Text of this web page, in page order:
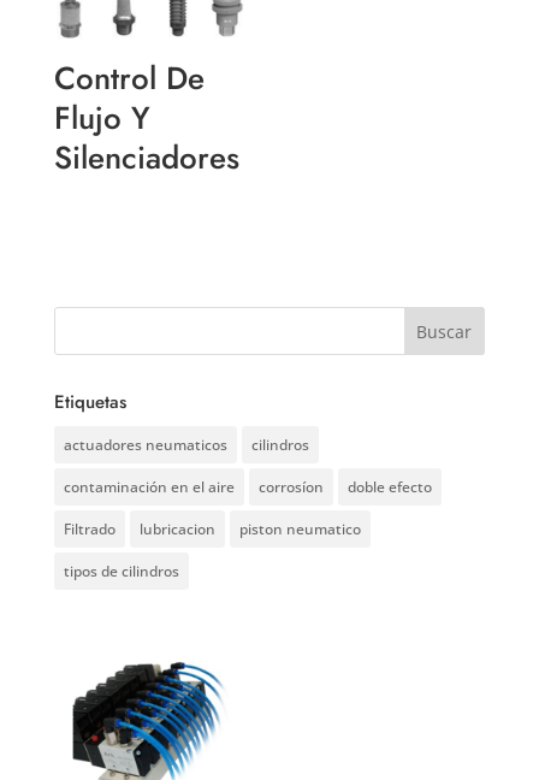
Control De
Flujo Y
Silenciadores
Etiquetas
actuadores neumaticos cilindros
contaminación en el aire corrosíon doble efecto
Filtrado lubricacion piston neumatico
tipos de cilindros